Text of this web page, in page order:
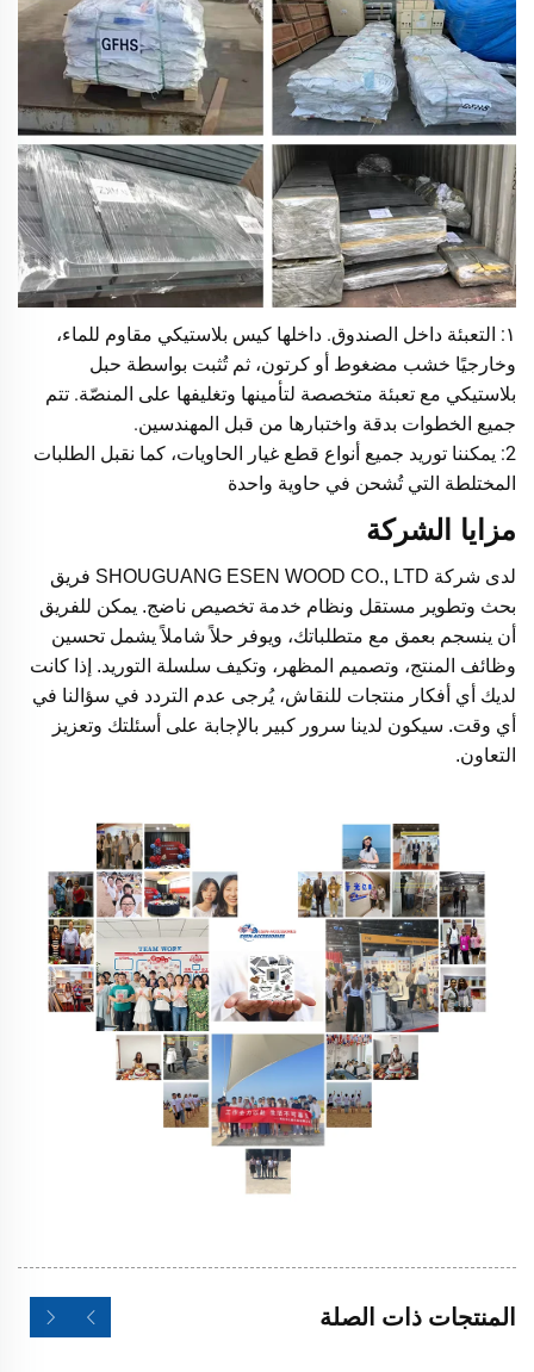
١: التعبئة داخل الصندوق. داخلها كيس بلاستيكي مقاوم للماء،
وخارجيًا خشب مضغوط أو كرتون، ثم تُثبت بواسطة حبل
بلاستيكي مع تعبئة متخصصة لتأمينها وتغليفها على المنصّة. تتم
جميع الخطوات بدقة واختبارها من قبل المهندسين.
2: يمكننا توريد جميع أنواع قطع غيار الحاويات، كما نقبل الطلبات
المختلطة التي تُشحن في حاوية واحدة
مزايا الشركة
لدى شركة SHOUGUANG ESEN WOOD CO., LTD فريق
بحث وتطوير مستقل ونظام خدمة تخصيص ناضج. يمكن للفريق
أن ينسجم بعمق مع متطلباتك، ويوفر حلاً شاملاً يشمل تحسين
وظائف المنتج، وتصميم المظهر، وتكيف سلسلة التوريد. إذا كانت
لديك أي أفكار منتجات للنقاش، يُرجى عدم التردد في سؤالنا في
أي وقت. سيكون لدينا سرور كبير بالإجابة على أسئلتك وتعزيز
التعاون.
المنتجات ذات الصلة